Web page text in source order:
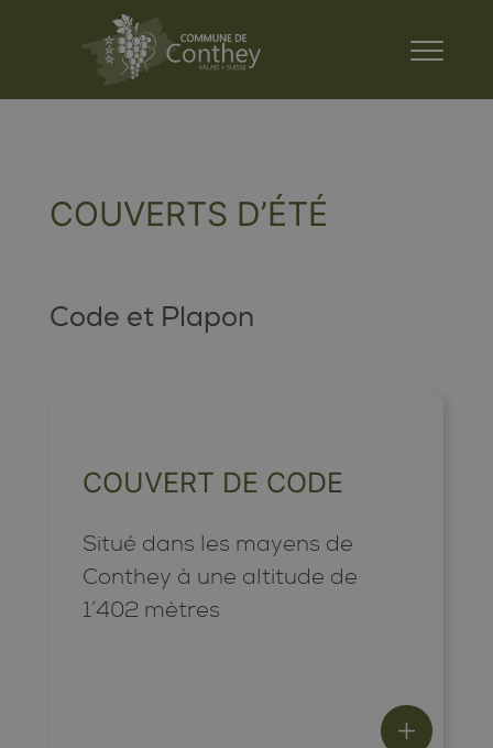
COUVERTS D’ÉTÉ
Code et Plapon
COUVERT DE CODE
Situé dans les mayens de
Conthey à une altitude de
1’402 mètres